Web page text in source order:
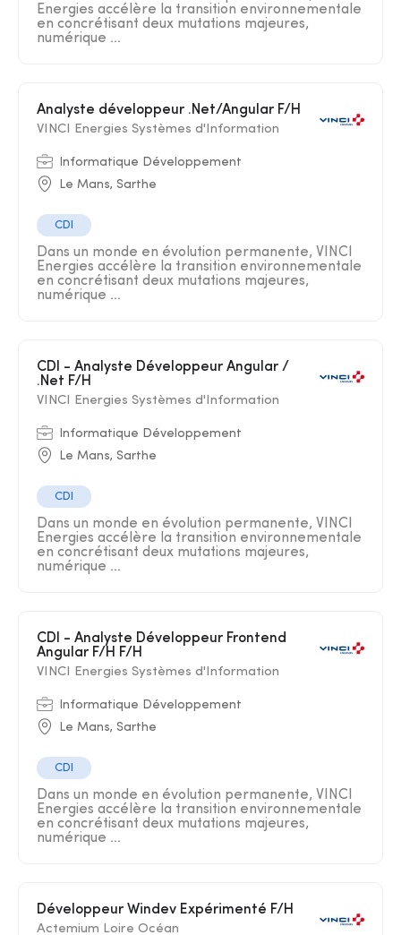
Energies accélère la transition environnementale
en concrétisant deux mutations majeures,
numérique ...
Analyste développeur .Net/Angular F/H
VINCI Energies Systèmes d'Information
Informatique Développement
Le Mans, Sarthe
CDI
Dans un monde en évolution permanente, VINCI
Energies accélère la transition environnementale
en concrétisant deux mutations majeures,
numérique ...
CDI - Analyste Développeur Angular /
.Net F/H
VINCI Energies Systèmes d'Information
Informatique Développement
Le Mans, Sarthe
CDI
Dans un monde en évolution permanente, VINCI
Energies accélère la transition environnementale
en concrétisant deux mutations majeures,
numérique ...
CDI - Analyste Développeur Frontend
Angular F/H F/H
VINCI Energies Systèmes d'Information
Informatique Développement
Le Mans, Sarthe
CDI
Dans un monde en évolution permanente, VINCI
Energies accélère la transition environnementale
en concrétisant deux mutations majeures,
numérique ...
Développeur Windev Expérimenté F/H
Actemium Loire Océan